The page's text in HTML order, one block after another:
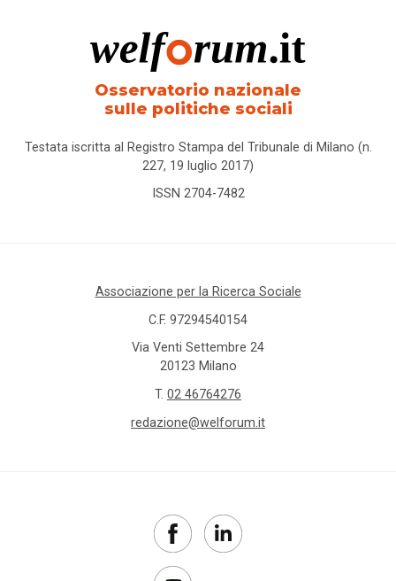
Osservatorio nazionale
sulle politiche sociali
Testata iscritta al Registro Stampa del Tribunale di Milano (n.
227, 19 luglio 2017)
ISSN 2704-7482
Associazione per la Ricerca Sociale
C.F. 97294540154
Via Venti Settembre 24
20123 Milano
T. 02 46764276
redazione@welforum.it